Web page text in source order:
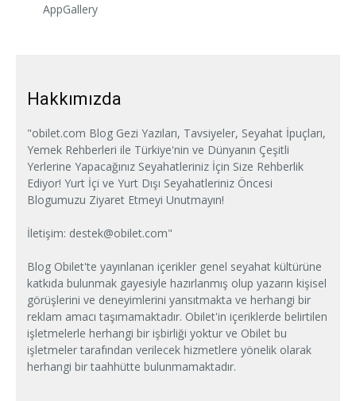
AppGallery
Hakkımızda
"obilet.com Blog Gezi Yazıları, Tavsiyeler, Seyahat İpuçları,
Yemek Rehberleri ile Türkiye'nin ve Dünyanın Çeşitli
Yerlerine Yapacağınız Seyahatleriniz İçin Size Rehberlik
Ediyor! Yurt İçi ve Yurt Dışı Seyahatleriniz Öncesi
Blogumuzu Ziyaret Etmeyi Unutmayın!
İletişim: destek@obilet.com"
Blog Obilet'te yayınlanan içerikler genel seyahat kültürüne
katkıda bulunmak gayesiyle hazırlanmış olup yazarın kişisel
görüşlerini ve deneyimlerini yansıtmakta ve herhangi bir
reklam amacı taşımamaktadır. Obilet'in içeriklerde belirtilen
işletmelerle herhangi bir işbirliği yoktur ve Obilet bu
işletmeler tarafından verilecek hizmetlere yönelik olarak
herhangi bir taahhütte bulunmamaktadır.